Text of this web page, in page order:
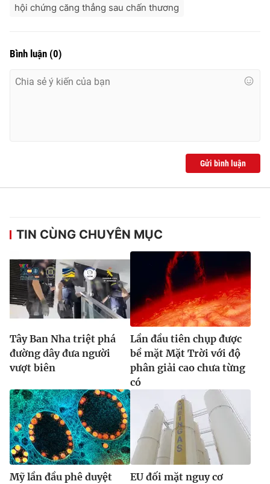
hội chứng căng thẳng sau chấn thương
Bình luận (0)
Gửi bình luận
TIN CÙNG CHUYÊN MỤC
Tây Ban Nha triệt phá
đường dây đưa người
vượt biên
Lần đầu tiên chụp được
bề mặt Mặt Trời với độ
phân giải cao chưa từng
có
Mỹ lần đầu phê duyệt
EU đối mặt nguy cơ